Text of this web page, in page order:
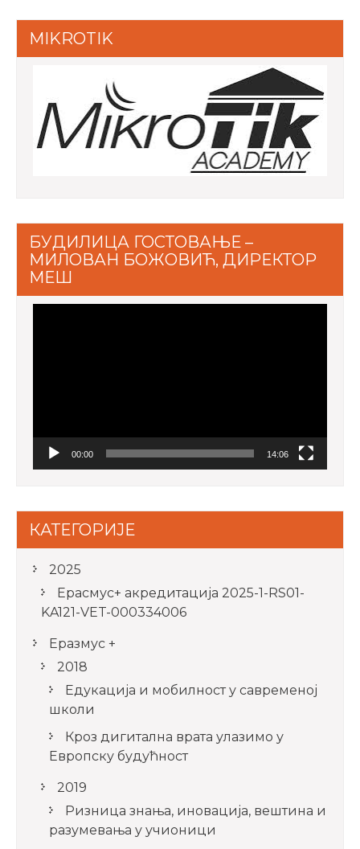
MIKROTIK
БУДИЛИЦА ГОСТОВАЊЕ –
МИЛОВАН БОЖОВИЋ, ДИРЕКТОР
МЕШ
00:00 14:06
КАТЕГОРИЈЕ
2025
Ерасмус+ акредитацијa 2025-1-RS01-
KA121-VET-000334006
Еразмус +
2018
Едукација и мобилност у савременој
школи
Кроз дигитална врата улазимо у
Европску будућност
2019
Ризница знања, иновација, вештина и
разумевања у учионици